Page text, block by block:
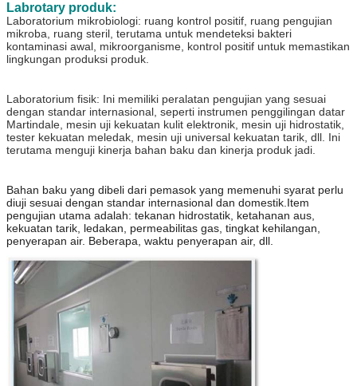
Labrotary produk:
Laboratorium mikrobiologi: ruang kontrol positif, ruang pengujian
mikroba, ruang steril, terutama untuk mendeteksi bakteri
kontaminasi awal, mikroorganisme, kontrol positif untuk memastikan
lingkungan produksi produk.
Laboratorium fisik: Ini memiliki peralatan pengujian yang sesuai
dengan standar internasional, seperti instrumen penggilingan datar
Martindale, mesin uji kekuatan kulit elektronik, mesin uji hidrostatik,
tester kekuatan meledak, mesin uji universal kekuatan tarik, dll. Ini
terutama menguji kinerja bahan baku dan kinerja produk jadi.
Bahan baku yang dibeli dari pemasok yang memenuhi syarat perlu
diuji sesuai dengan standar internasional dan domestik.Item
pengujian utama adalah: tekanan hidrostatik, ketahanan aus,
kekuatan tarik, ledakan, permeabilitas gas, tingkat kehilangan,
penyerapan air. Beberapa, waktu penyerapan air, dll.